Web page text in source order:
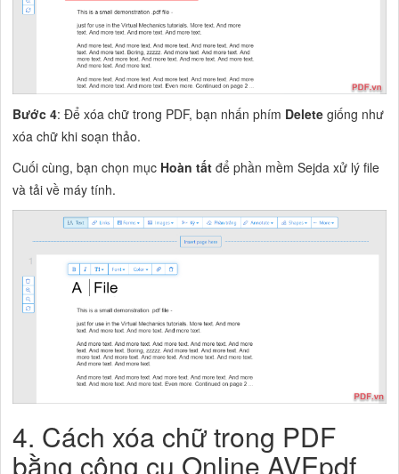
Bước 4: Để xóa chữ trong PDF, bạn nhấn phím Delete giống như
xóa chữ khi soạn thảo.
Cuối cùng, bạn chọn mục Hoàn tất để phần mềm Sejda xử lý file
và tải về máy tính.
4. Cách xóa chữ trong PDF
bằng công cụ Online AVEpdf